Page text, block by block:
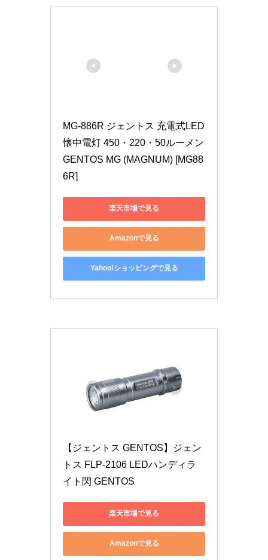
MG-886R ジェントス 充電式LED
懐中電灯 450・220・50ルーメン
GENTOS MG (MAGNUM) [MG88
6R]
楽天市場で見る
Amazonで見る
Yahoo!ショッピングで見る
【ジェントス GENTOS】ジェン
トス FLP-2106 LEDハンディラ
イト閃 GENTOS
楽天市場で見る
Amazonで見る